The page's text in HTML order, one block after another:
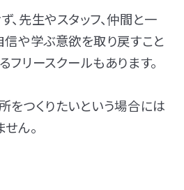
先生やスタッフ、仲間と一
信や学ぶ意欲を取り戻すこと
リースクールもあります。
をつくりたいという場合には
ん。